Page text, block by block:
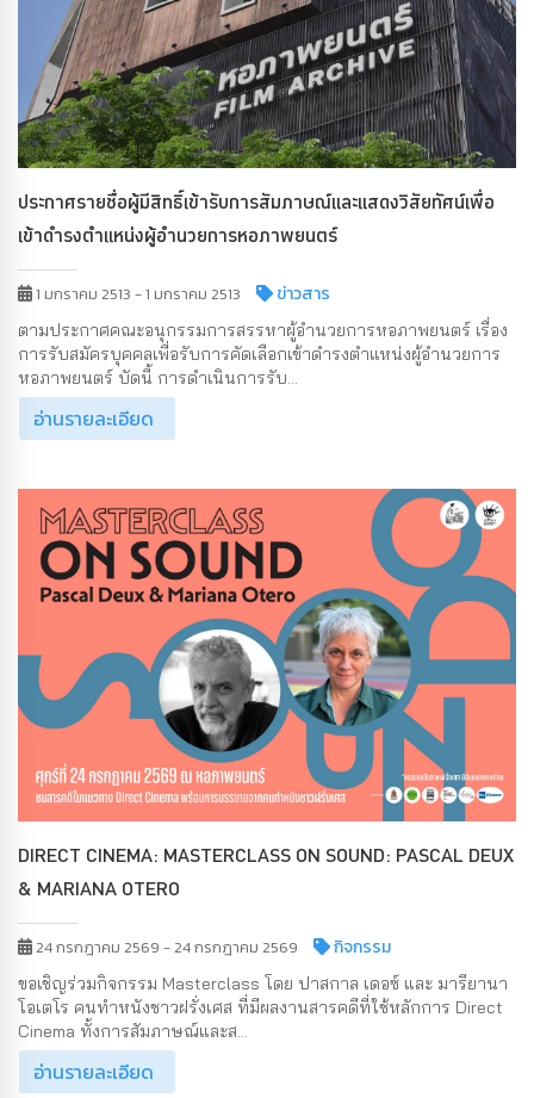
ประกาศรายชื่อผู้มีสิทธิ์เข้ารับการสัมภาษณ์และแสดงวิสัยทัศน์เพื่อ
เข้าดำรงตำแหน่งผู้อำนวยการหอภาพยนตร์
1 มกราคม 2513 - 1 มกราคม 2513 ข่าวสาร
ตามประกาศคณะอนุกรรมการสรรหาผู้อำนวยการหอภาพยนตร์ เรื่อง
การรับสมัครบุคคลเพื่อรับการคัดเลือกเข้าดำรงตำแหน่งผู้อำนวยการ
หอภาพยนตร์ บัดนี้ การดำเนินการรับ...
อ่านรายละเอียด
DIRECT CINEMA: MASTERCLASS ON SOUND: PASCAL DEUX
& MARIANA OTERO
24 กรกฎาคม 2569 - 24 กรกฎาคม 2569 กิจกรรม
ขอเชิญร่วมกิจกรรม Masterclass โดย ปาสกาล เดอซ์ และ มารียานา
โอเตโร คนทำหนังชาวฝรั่งเศส ที่มีผลงานสารคดีที่ใช้หลักการ Direct
Cinema ทั้งการสัมภาษณ์และส...
อ่านรายละเอียด